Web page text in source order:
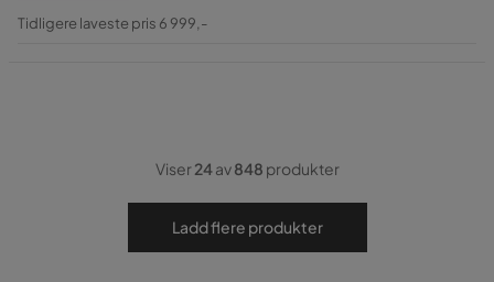
Pris
Original
Tidligere laveste pris 6 999,-
Viser24av848 produkter
Ladd flere produkter